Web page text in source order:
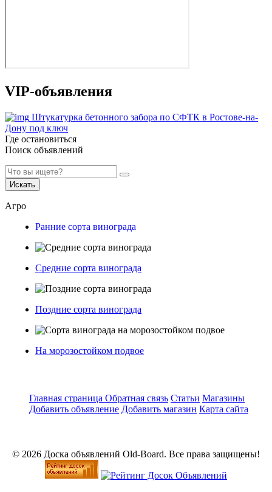
VIP-объявления
Штукатурка бетонного забора по СФТК в Ростове-на-
Дону под ключ
Где остановиться
Поиск объявлений
Искать
Агро
Ранние сорта винограда
Средние сорта винограда
Поздние сорта винограда
На морозостойком подвое
Главная страница Обратная связь Статьи Магазины
Добавить объявление Добавить магазин Карта сайта
© 2026 Доска объявлений Old-Board. Все права защищены!